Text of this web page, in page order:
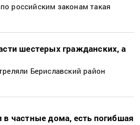
российским законам такая
шестерых гражданских, а
Бериславский район
частные дома, есть погибшая